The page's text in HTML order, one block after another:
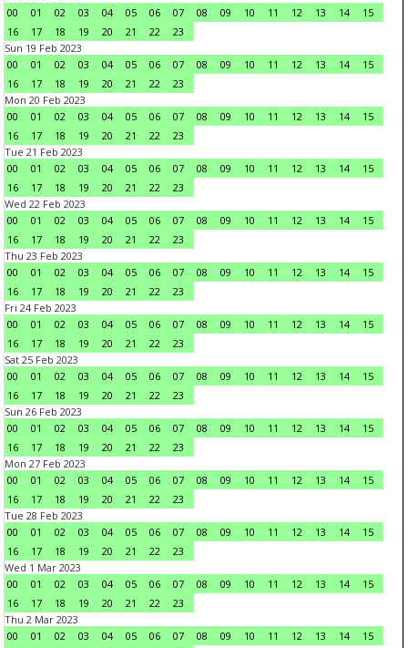
00
01 02 03 04 05 06 07 08 09 10 11 12 13 14
15
16
17 18 19 20 21 22
23
Sun 19 Feb 2023
00
01 02 03 04 05 06 07 08 09 10 11 12 13 14
15
16
17 18 19 20 21 22
23
Mon 20 Feb 2023
00
01 02 03 04 05 06 07 08 09 10 11 12 13 14
15
16
17 18 19 20 21 22
23
Tue 21 Feb 2023
00
01 02 03 04 05 06 07 08 09 10 11 12 13 14
15
16
17 18 19 20 21 22
23
Wed 22 Feb 2023
00
01 02 03 04 05 06 07 08 09 10 11 12 13 14
15
16
17 18 19 20 21 22
23
Thu 23 Feb 2023
00
01 02 03 04 05 06 07 08 09 10 11 12 13 14
15
16
17 18 19 20 21 22
23
Fri 24 Feb 2023
00
01 02 03 04 05 06 07 08 09 10 11 12 13 14
15
16
17 18 19 20 21 22
23
Sat 25 Feb 2023
00
01 02 03 04 05 06 07 08 09 10 11 12 13 14
15
16
17 18 19 20 21 22
23
Sun 26 Feb 2023
00
01 02 03 04 05 06 07 08 09 10 11 12 13 14
15
16
17 18 19 20 21 22
23
Mon 27 Feb 2023
00
01 02 03 04 05 06 07 08 09 10 11 12 13 14
15
16
17 18 19 20 21 22
23
Tue 28 Feb 2023
00
01 02 03 04 05 06 07 08 09 10 11 12 13 14
15
16
17 18 19 20 21 22
23
Wed 1 Mar 2023
00
01 02 03 04 05 06 07 08 09 10 11 12 13 14
15
16
17 18 19 20 21 22
23
Thu 2 Mar 2023
00
01 02 03 04 05 06 07 08 09 10 11 12 13 14
15